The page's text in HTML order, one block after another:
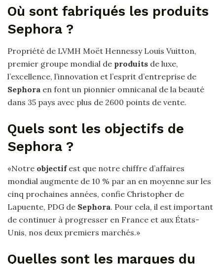
Où sont fabriqués les produits
Sephora ?
Propriété de LVMH Moët Hennessy Louis Vuitton,
premier groupe mondial de produits de luxe,
l’excellence, l’innovation et l’esprit d’entreprise de
Sephora en font un pionnier omnicanal de la beauté
dans 35 pays avec plus de 2600 points de vente.
Quels sont les objectifs de
Sephora ?
«Notre objectifest que notre chiffre d’affaires
mondial augmente de 10 % par an en moyenne sur les
cinq prochaines années, confie Christopher de
Lapuente, PDG de Sephora. Pour cela, il est important
de continuer à progresser en France et aux États-
Unis, nos deux premiers marchés.»
Quelles sont les marques du